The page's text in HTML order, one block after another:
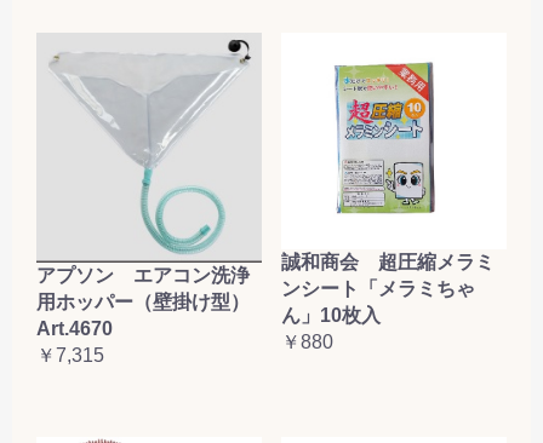
アプソン エアコン洗浄
用ホッパー（壁掛け型）
Art.4670
￥7,315
誠和商会 超圧縮メラミ
ンシート「メラミちゃ
ん」10枚入
￥880